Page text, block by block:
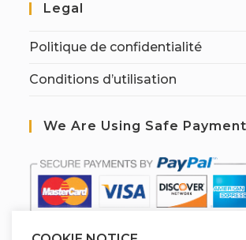
Legal
Politique de confidentialité
Conditions d’utilisation
We Are Using Safe